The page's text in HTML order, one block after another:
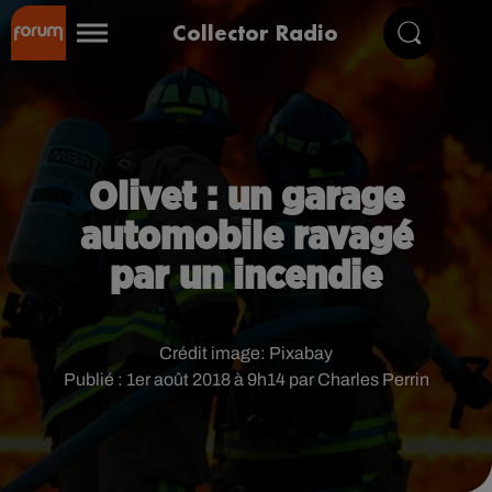
Collector Radio
Olivet : un garage
automobile ravagé
par un incendie
Publié : 1er août 2018 à 9h14 par Charles Perrin
Crédit image: Pixabay